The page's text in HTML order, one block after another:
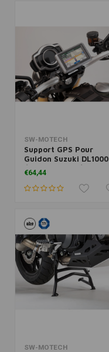
SW-MOTECH
Support GPS Pour
Guidon Suzuki DL1000
/V-Strom 1050/Honda
CB 1100 EX | Le Noir
€64,44
SW-MOTECH